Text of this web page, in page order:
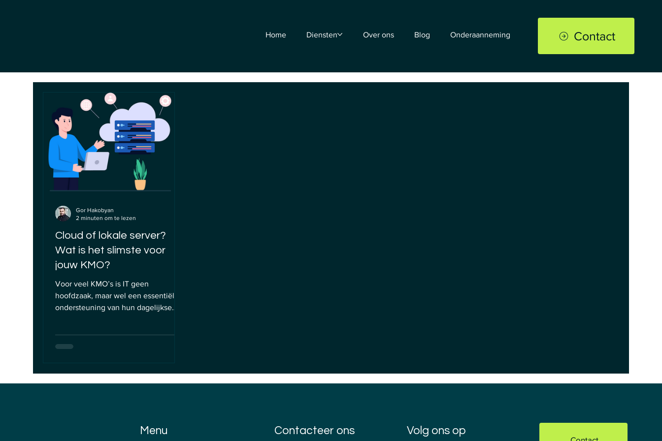
Home Diensten Over ons Blog Onderaanneming Contact
Cloud of lokale server?
Wat is het slimste voor
jouw KMO?
Voor veel KMO’s is IT geen
hoofdzaak, maar wel een essentiële
ondersteuning van hun dagelijkse
Gor Hakobyan
2 minuten om te lezen
Menu Contacteer ons Volg ons op